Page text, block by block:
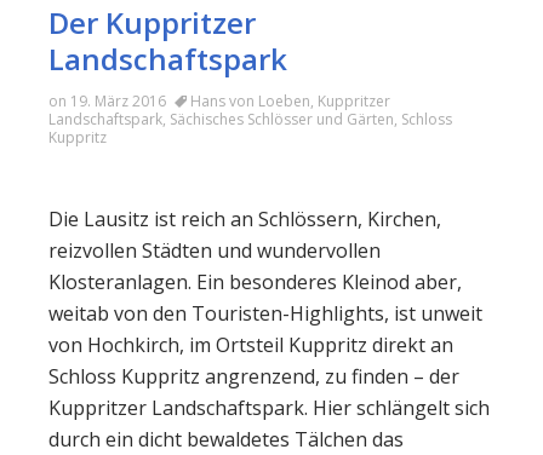
Der Kuppritzer
Landschaftspark
on 19. März 2016 Hans von Loeben, Kuppritzer
Landschaftspark, Sächisches Schlösser und Gärten, Schloss
Kuppritz
Die Lausitz ist reich an Schlössern, Kirchen,
reizvollen Städten und wundervollen
Klosteranlagen. Ein besonderes Kleinod aber,
weitab von den Touristen-Highlights, ist unweit
von Hochkirch, im Ortsteil Kuppritz direkt an
Schloss Kuppritz angrenzend, zu finden – der
Kuppritzer Landschaftspark. Hier schlängelt sich
durch ein dicht bewaldetes Tälchen das